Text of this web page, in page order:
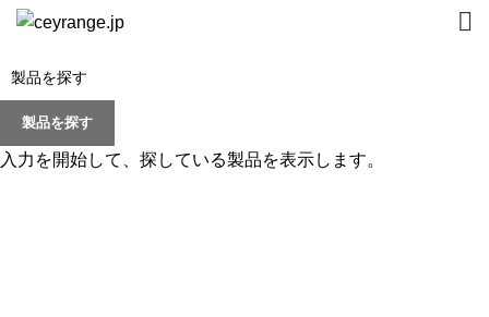
製品を探す
入力を開始して、探している製品を表示します。